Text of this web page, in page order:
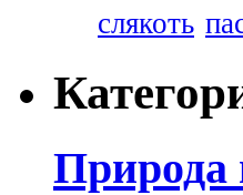
слякоть
Природа